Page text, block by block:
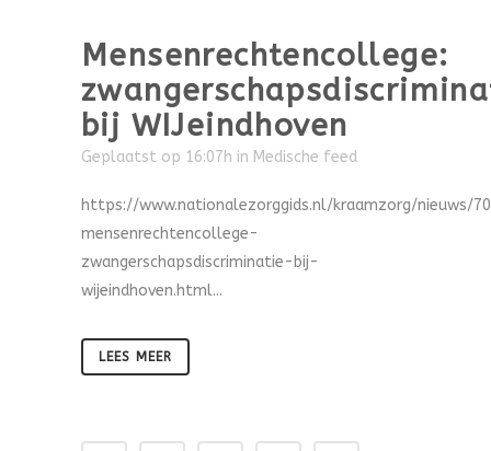
Mensenrechtencollege:
bij WIJeindhoven
Geplaatst op 16:07h in Medische feed
https://www.nationalezorggids.nl/kraamzorg/nieuws/
mensenrechtencollege-
zwangerschapsdiscriminatie-bij-
wijeindhoven.html...
LEES MEER